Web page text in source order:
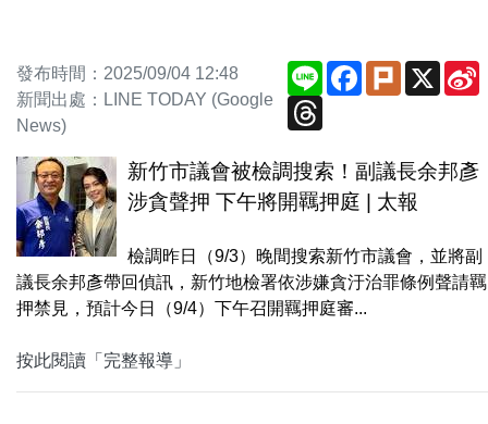
發布時間：2025/09/04 12:48
新聞出處：LINE TODAY (Google
News)
Line Facebook
PlurkX
Threads
新竹市議會被檢調搜索！副議長余邦彥
涉貪聲押 下午將開羈押庭 | 太報
檢調昨日（9/3）晚間搜索新竹市議會，並將副
議長余邦彥帶回偵訊，新竹地檢署依涉嫌貪汙治罪條例聲請羈
押禁見，預計今日（9/4）下午召開羈押庭審...
按此閱讀「完整報導」